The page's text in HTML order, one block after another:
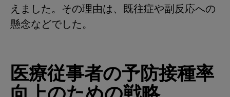
えました。その理由は、既往症や副反応への
懸念などでした。
医療従事者の予防接種率